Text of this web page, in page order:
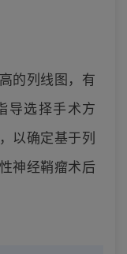
的列线图，有
导选择手术方
以确定基于列
神经鞘瘤术后